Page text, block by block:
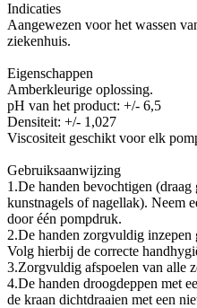
Indicaties
Aangewezen voor het wassen
ziekenhuis.
Eigenschappen
Amberkleurige oplossing.
pH van het product: +/- 6,5
Densiteit: +/- 1,027
Viscositeit geschikt voor elk
Gebruiksaanwijzing
1.De handen bevochtigen
kunstnagels of nagellak). Neem
door één pompdruk.
2.De handen zorgvuldig inzepen
Volg hierbij de correcte
3.Zorgvuldig afspoelen van alle
4.De handen droogdeppen met
de kraan dichtdraaien met een